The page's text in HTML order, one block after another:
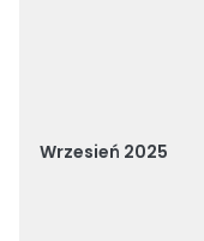
Wrzesień 2025